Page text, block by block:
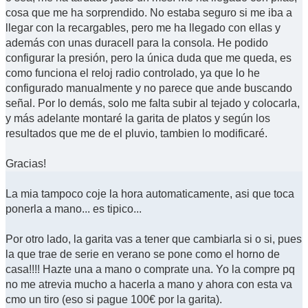
cosa que me ha sorprendido. No estaba seguro si me iba a
llegar con la recargables, pero me ha llegado con ellas y
además con unas duracell para la consola. He podido
configurar la presión, pero la única duda que me queda, es
como funciona el reloj radio controlado, ya que lo he
configurado manualmente y no parece que ande buscando
señal. Por lo demás, solo me falta subir al tejado y colocarla,
y más adelante montaré la garita de platos y según los
resultados que me de el pluvio, tambien lo modificaré.
Gracias!
La mia tampoco coje la hora automaticamente, asi que toca
ponerla a mano... es tipico...
Por otro lado, la garita vas a tener que cambiarla si o si, pues
la que trae de serie en verano se pone como el horno de
casa!!!! Hazte una a mano o comprate una. Yo la compre pq
no me atrevia mucho a hacerla a mano y ahora con esta va
cmo un tiro (eso si pague 100€ por la garita).